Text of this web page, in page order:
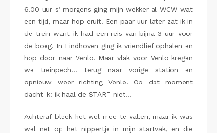
6.00 uur s’ morgens ging mijn wekker al WOW wat
een tijd, maar hop eruit. Een paar uur later zat ik in
de trein want ik had een reis van bijna 3 uur voor
de boeg. In Eindhoven ging ik vriendlief ophalen en
hop door naar Venlo. Maar vlak voor Venlo kregen
we treinpech… terug naar vorige station en
opnieuw weer richting Venlo. Op dat moment
dacht ik: ik haal de START niet!!!
Achteraf bleek het wel mee te vallen, maar ik was
wel net op het nippertje in mijn startvak, en die